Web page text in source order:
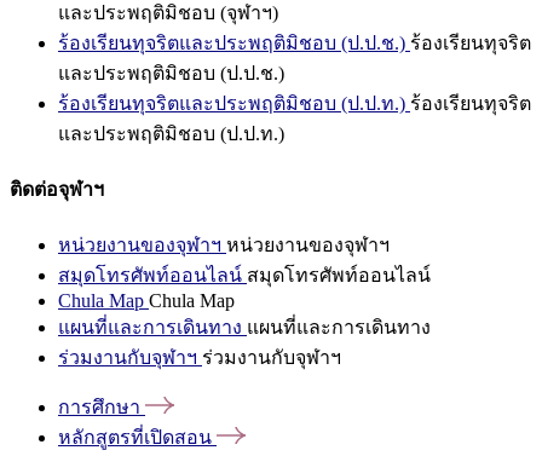
และประพฤติมิชอบ (จุฬาฯ)
ร้องเรียนทุจริตและประพฤติมิชอบ (ป.ป.ช.) ร้องเรียนทุจริต
และประพฤติมิชอบ (ป.ป.ช.)
ร้องเรียนทุจริตและประพฤติมิชอบ (ป.ป.ท.) ร้องเรียนทุจริต
และประพฤติมิชอบ (ป.ป.ท.)
ติดต่อจุฬาฯ
หน่วยงานของจุฬาฯ หน่วยงานของจุฬาฯ
สมุดโทรศัพท์ออนไลน์ สมุดโทรศัพท์ออนไลน์
Chula Map Chula Map
แผนที่และการเดินทาง แผนที่และการเดินทาง
ร่วมงานกับจุฬาฯ ร่วมงานกับจุฬาฯ
การศึกษา
หลักสูตรที่เปิดสอน